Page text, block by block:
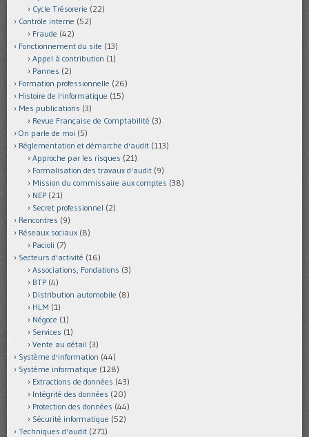
Cycle Trésorerie (22)
Contrôle interne (52)
Fraude (42)
Fonctionnement du site (13)
Appel à contribution (1)
Pannes (2)
Formation professionnelle (26)
Histoire de l'informatique (15)
Mes publications (3)
Revue Française de Comptabilité (3)
On parle de moi (5)
Réglementation et démarche d'audit (113)
Approche par les risques (21)
Formalisation des travaux d'audit (9)
Mission du commissaire aux comptes (38)
NEP (21)
Secret professionnel (2)
Rencontres (9)
Réseaux sociaux (8)
Pacioli (7)
Secteurs d'activité (16)
Associations, Fondations (3)
BTP (4)
Distribution automobile (8)
HLM (1)
Négoce (1)
Services (1)
Vente au détail (3)
Système d'information (44)
Système informatique (128)
Extractions de données (43)
Intégrité des données (20)
Protection des données (44)
Sécurité informatique (52)
Techniques d'audit (271)